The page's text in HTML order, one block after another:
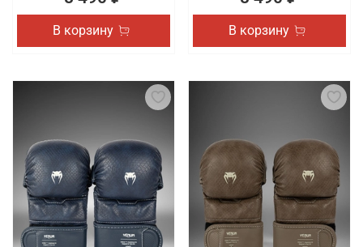
В корзину В корзину